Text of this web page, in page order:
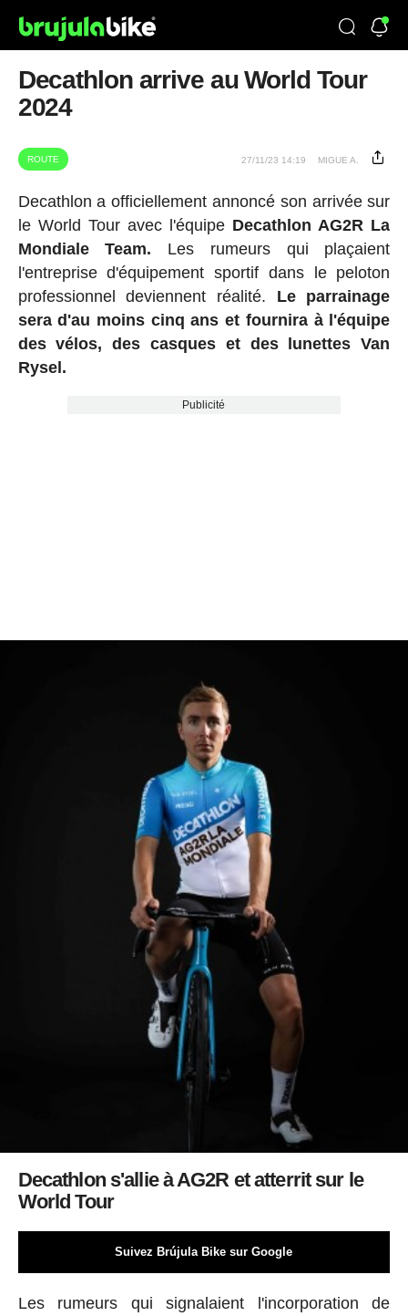
Decathlon arrive au World Tour
2024
ROUTE 27/11/23 14:19 MIGUE A.
Decathlon a officiellement annoncé son arrivée sur
le World Tour avec l'équipe Decathlon AG2R La
Mondiale Team. Les rumeurs qui plaçaient
l'entreprise d'équipement sportif dans le peloton
professionnel deviennent réalité. Le parrainage
sera d'au moins cinq ans et fournira à l'équipe
des vélos, des casques et des lunettes Van
Rysel.
Publicité
Decathlon s'allie à AG2R et atterrit sur le
World Tour
Suivez Brújula Bike sur Google
Les rumeurs qui signalaient l'incorporation de